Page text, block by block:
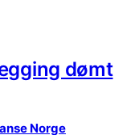
dømt
Norge